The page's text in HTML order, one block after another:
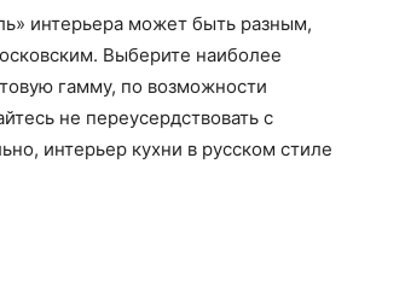
интерьера может быть разным,
Выберите наиболее
гамму, по возможности
не переусердствовать с
интерьер кухни в русском стиле